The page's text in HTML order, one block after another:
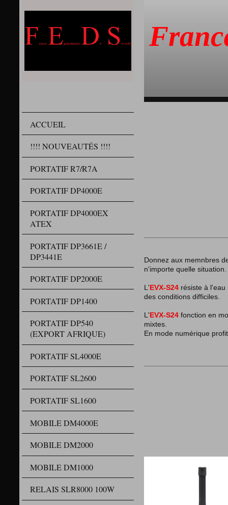
ACCUEIL
!!!! NOUVEAUTÉS !!!!
PORTATIF R7/R7A
PORTATIF DP4000E
PORTATIF DP4000EX
ATEX
PORTATIF DP3661E /
DP3441E
PORTATIF DP2000E
PORTATIF DP1400
PORTATIF DP540
(EXPORT AFRIQUE)
PORTATIF SL4000E
PORTATIF SL2600
PORTATIF SL1600
MOBILE DM4000E
MOBILE DM2000
MOBILE DM1000
RELAIS SLR8000 100W
Donnez aux memnbres
n'importe quelle situation.
L' EVX-S24 résiste à
des conditions difficiles.
L' EVX-S24 fonction en
mixtes.
En mode numérique